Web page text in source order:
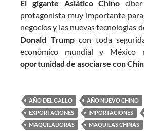
El gigante Asiático Chino
protagonista muy importante
negocios y las nuevas tecnologías
Donald Trumpcon toda
económico mundial y México
oportunidad de asociarse con
AÑO DEL GALLO AÑO NUEVO CHINO
EXPORTACIONES
IMPORTACIONES
MAQUILADORAS
MAQUILAS CHINAS